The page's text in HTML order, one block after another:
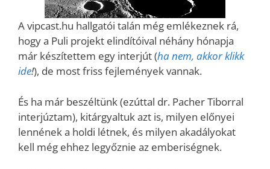
A vipcast.hu hallgatói talán még emlékeznek rá,
hogy a Puli projekt elindítóival néhány hónapja
már készítettem egy interjút (ha nem, akkor klikk
ide!), de most friss fejlemények vannak.
És ha már beszéltünk (ezúttal dr. Pacher Tiborral
interjúztam), kitárgyaltuk azt is, milyen előnyei
lennének a holdi létnek, és milyen akadályokat
kell még ehhez legyőznie az emberiségnek.